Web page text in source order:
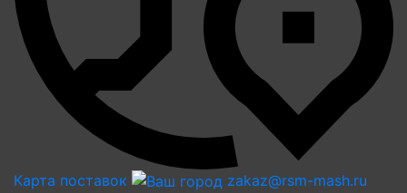
Карта поставок
zakaz@rsm-mash.ru